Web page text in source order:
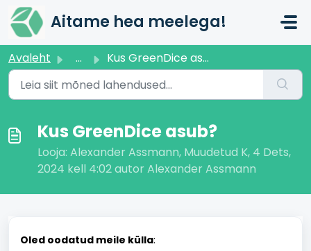
Mine põhisisu juurde
Aitame hea meelega!
Avaleht ... Kus GreenDice asub?
Kus GreenDice asub?
Looja: Alexander Assmann, Muudetud K, 4 Dets,
2024 kell 4:02 autor Alexander Assmann
Oled oodatud meile külla: